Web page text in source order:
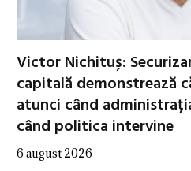
Victor Nichituș:
capitală demonstrează
atunci când
când politica intervine
6 august 2026